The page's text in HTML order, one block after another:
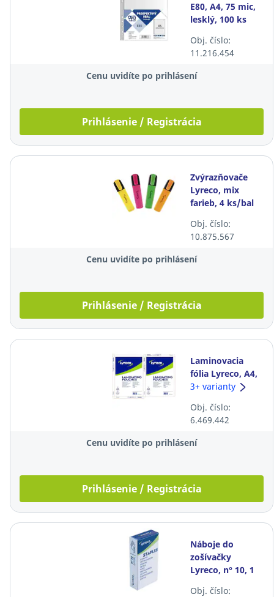
E80, A4, 75 mic,
lesklý, 100 ks
Obj. číslo:
11.216.454
Cenu uvidíte po prihlásení
Prihlásenie / Registrácia
Zvýrazňovače
Lyreco, mix
farieb, 4 ks/bal
Obj. číslo:
10.875.567
Cenu uvidíte po prihlásení
Prihlásenie / Registrácia
Laminovacia
fólia Lyreco, A4,
150 μm (2 x 75
ks
3+ varianty
Obj. číslo:
6.469.442
Cenu uvidíte po prihlásení
Prihlásenie / Registrácia
Náboje do
zošívačky
Lyreco, n° 10, 1
Obj. číslo: